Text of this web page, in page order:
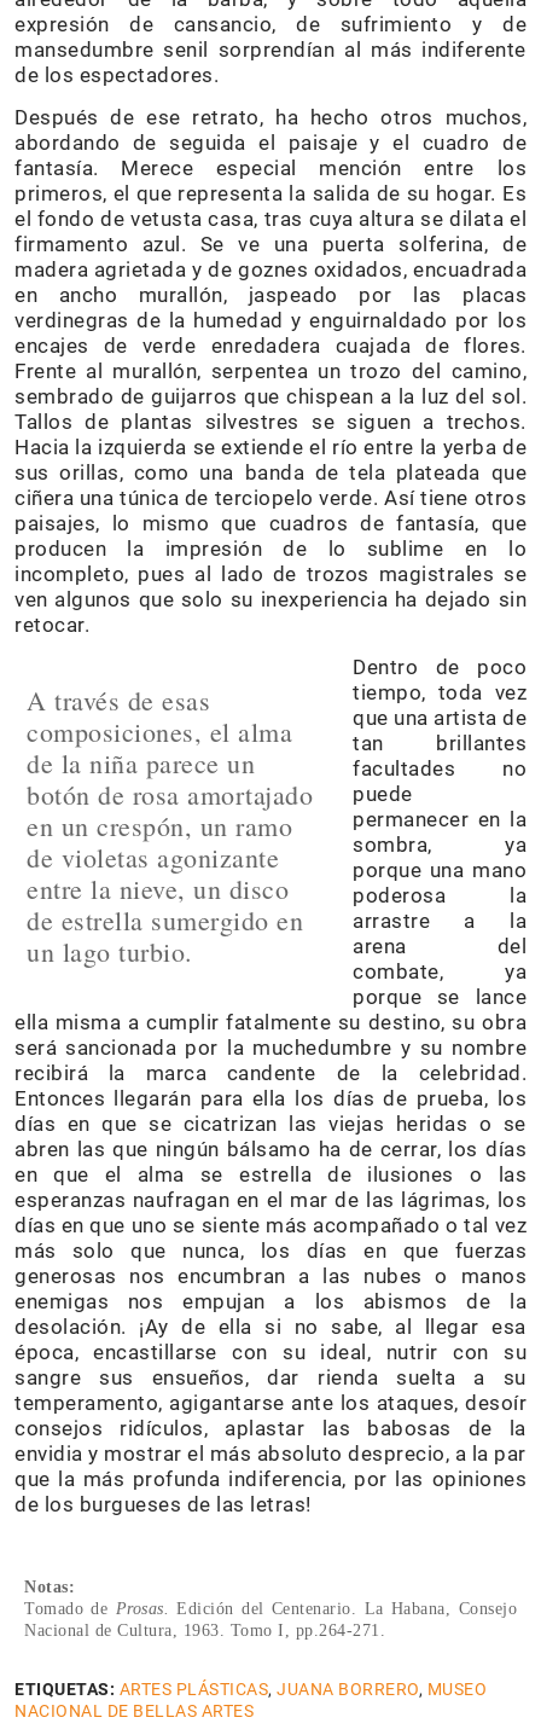
expresión de cansancio, de sufrimiento y de
mansedumbre senil sorprendían al más indiferente
de los espectadores.
Después de ese retrato, ha hecho otros muchos,
abordando de seguida el paisaje y el cuadro de
fantasía. Merece especial mención entre los
primeros, el que representa la salida de su hogar. Es
el fondo de vetusta casa, tras cuya altura se dilata el
firmamento azul. Se ve una puerta solferina, de
madera agrietada y de goznes oxidados, encuadrada
en ancho murallón, jaspeado por las placas
verdinegras de la humedad y enguirnaldado por los
encajes de verde enredadera cuajada de flores.
Frente al murallón, serpentea un trozo del camino,
sembrado de guijarros que chispean a la luz del sol.
Tallos de plantas silvestres se siguen a trechos.
Hacia la izquierda se extiende el río entre la yerba de
sus orillas, como una banda de tela plateada que
ciñera una túnica de terciopelo verde. Así tiene otros
paisajes, lo mismo que cuadros de fantasía, que
producen la impresión de lo sublime en lo
incompleto, pues al lado de trozos magistrales se
ven algunos que solo su inexperiencia ha dejado sin
retocar.
A través de esas
composiciones, el alma
de la niña parece un
botón de rosa amortajado
en un crespón, un ramo
de violetas agonizante
entre la nieve, un disco
de estrella sumergido en
un lago turbio.
Dentro de poco
tiempo, toda vez
que una artista de
tan brillantes
facultades no
puede
permanecer en la
sombra, ya
porque una mano
poderosa la
arrastre a la
arena del
combate, ya
porque se lance
ella misma a cumplir fatalmente su destino, su obra
será sancionada por la muchedumbre y su nombre
recibirá la marca candente de la celebridad.
Entonces llegarán para ella los días de prueba, los
días en que se cicatrizan las viejas heridas o se
abren las que ningún bálsamo ha de cerrar, los días
en que el alma se estrella de ilusiones o las
esperanzas naufragan en el mar de las lágrimas, los
días en que uno se siente más acompañado o tal vez
más solo que nunca, los días en que fuerzas
generosas nos encumbran a las nubes o manos
enemigas nos empujan a los abismos de la
desolación. ¡Ay de ella si no sabe, al llegar esa
época, encastillarse con su ideal, nutrir con su
sangre sus ensueños, dar rienda suelta a su
temperamento, agigantarse ante los ataques, desoír
consejos ridículos, aplastar las babosas de la
envidia y mostrar el más absoluto desprecio, a la par
que la más profunda indiferencia, por las opiniones
de los burgueses de las letras!
Notas:
Tomado de Prosas.Edición del Centenario. La Habana, Consejo
Nacional de Cultura, 1963. Tomo I, pp.264-271.
ETIQUETAS: ARTES PLÁSTICAS, JUANA BORRERO, MUSEO
NACIONAL DE BELLAS ARTES